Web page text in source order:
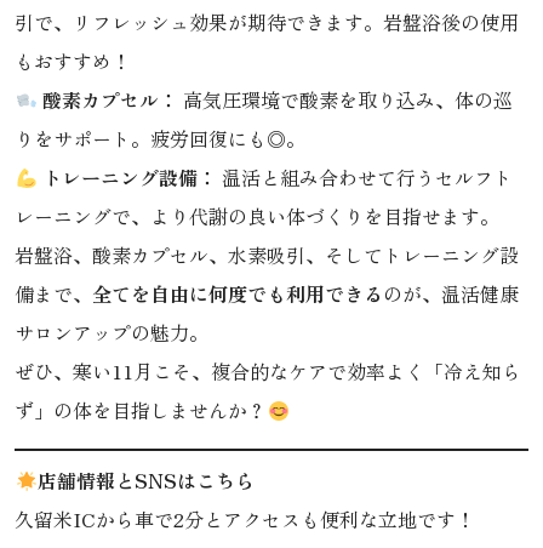
引で、リフレッシュ効果が期待できます。岩盤浴後の使用
もおすすめ！
酸素カプセル： 高気圧環境で酸素を取り込み、体の巡
りをサポート。疲労回復にも◎。
トレーニング設備： 温活と組み合わせて行うセルフト
レーニングで、より代謝の良い体づくりを目指せます。
岩盤浴、酸素カプセル、水素吸引、そしてトレーニング設
備まで、 全てを自由に何度でも利用できる のが、温活健康
サロンアップの魅力。
ぜひ、寒い11月こそ、複合的なケアで効率よく「冷え知ら
ず」の体を目指しませんか？
店舗情報とSNSはこちら
久留米ICから車で2分とアクセスも便利な立地です！